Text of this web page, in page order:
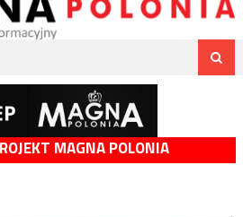
MAGNA POLONIA